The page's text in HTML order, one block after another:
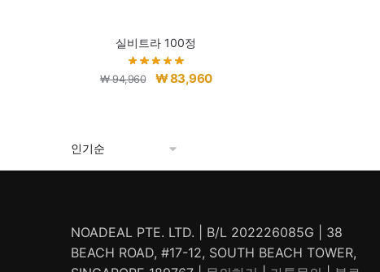
실비트라 100정
₩94,960
원
₩ 94,960.
₩83,960현
NOADEAL PTE. LTD. | B/L 202226085G | 38
BEACH ROAD, #17-12, SOUTH BEACH TOWER,